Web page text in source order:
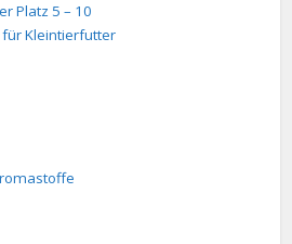
Platz 5 – 10
Kleintierfutter